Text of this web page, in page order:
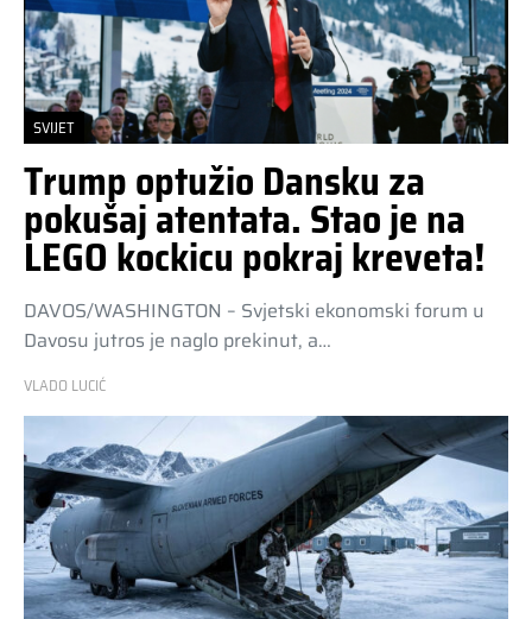
SVIJET
Trump optužio Dansku za
pokušaj atentata. Stao je na
LEGO kockicu pokraj kreveta!
DAVOS/WASHINGTON – Svjetski ekonomski forum u
Davosu jutros je naglo prekinut, a…
VLADO LUCIĆ